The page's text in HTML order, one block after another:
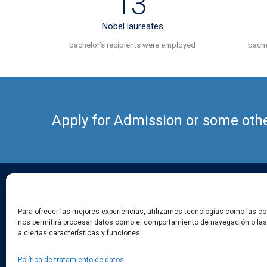
Para ofrecer las mejores experiencias, utilizamos tecnologías como las
nos permitirá procesar datos como el comportamiento de navegación o
a ciertas características y funciones.
Política de tratamiento de datos
v
i
a
i
o
Nobel laureates
bachelor’s recipients were employed
Apply for Admission or some
+57 306-226-3126